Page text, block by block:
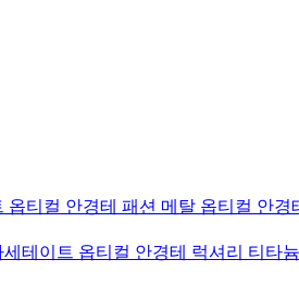
옵티컬 안경테 패션 메탈 옵티컬 안경
테이트 옵티컬 안경테 럭셔리 티타